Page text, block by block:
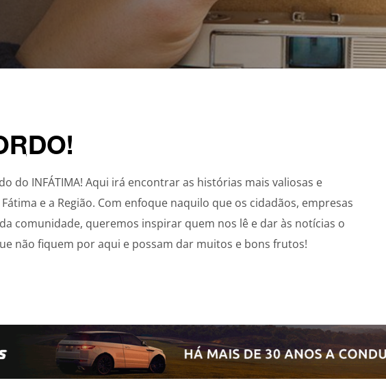
do INFÁTIMA! Aqui irá encontrar as histórias mais valiosas e
e a Região. Com enfoque naquilo que os cidadãos, empresas
comunidade, queremos inspirar quem nos lê e dar às notícias o
não fiquem por aqui e possam dar muitos e bons frutos!